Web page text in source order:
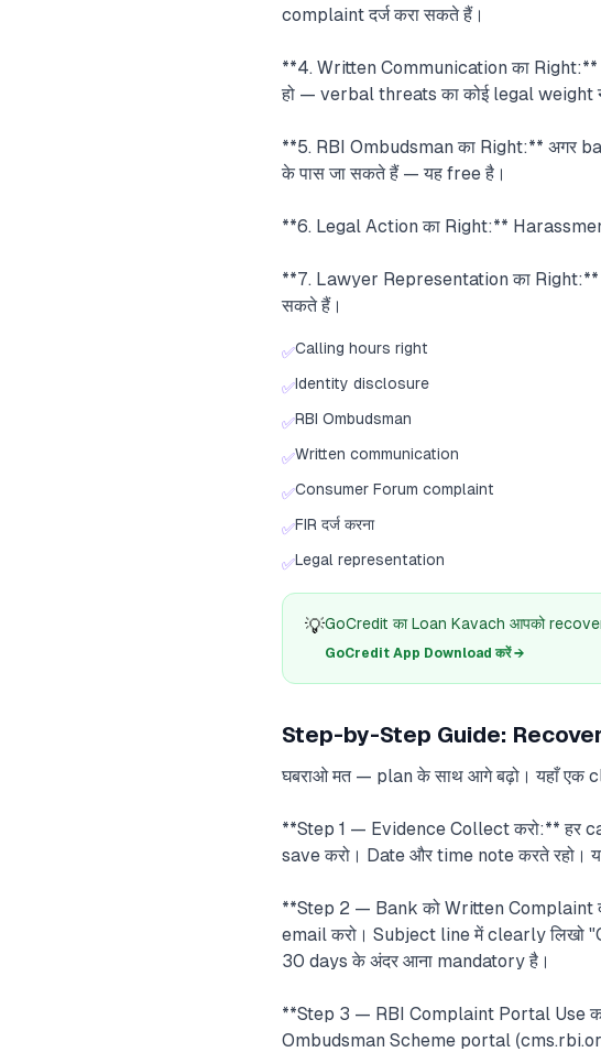
complaint दर्ज करा सकते हैं।
**4. Written Communication का
हो — verbal threats का कोई legal weight
**5. RBI Ombudsman का Right:** अगर
के पास जा सकते हैं — यह free है।
**6. Legal Action का Right:**
**7. Lawyer Representation का Right:**
सकते हैं।
✅Calling hours right
✅Identity disclosure
✅RBI Ombudsman
✅Written communication
✅Consumer Forum complaint
✅FIR दर्ज करना
✅Legal representation
💡GoCredit का Loan Kavach आपको
GoCredit App Download करें →
Step-by-Step Guide:
घबराओ मत — plan के साथ आगे बढ़ो। यहाँ
**Step 1 — Evidence Collect करो:** हर
save करो। Date और time note करते रहो।
**Step 2 — Bank को Written Complaint
email करो। Subject line में clearly लिखो
30 days के अंदर आना mandatory है।
**Step 3 — RBI Complaint Portal Use
Ombudsman Scheme portal